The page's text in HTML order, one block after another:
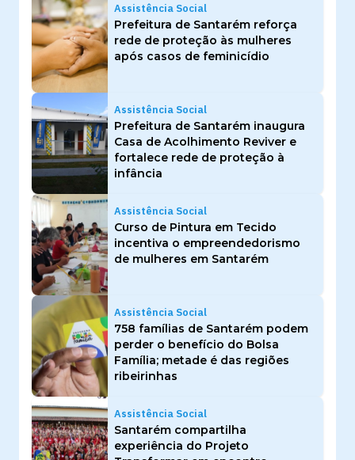
Assistência Social
Prefeitura de Santarém reforça
rede de proteção às mulheres
após casos de feminicídio
Assistência Social
Prefeitura de Santarém inaugura
Casa de Acolhimento Reviver e
fortalece rede de proteção à
infância
Assistência Social
Curso de Pintura em Tecido
incentiva o empreendedorismo
de mulheres em Santarém
Assistência Social
758 famílias de Santarém podem
perder o benefício do Bolsa
Família; metade é das regiões
ribeirinhas
Assistência Social
Santarém compartilha
experiência do Projeto